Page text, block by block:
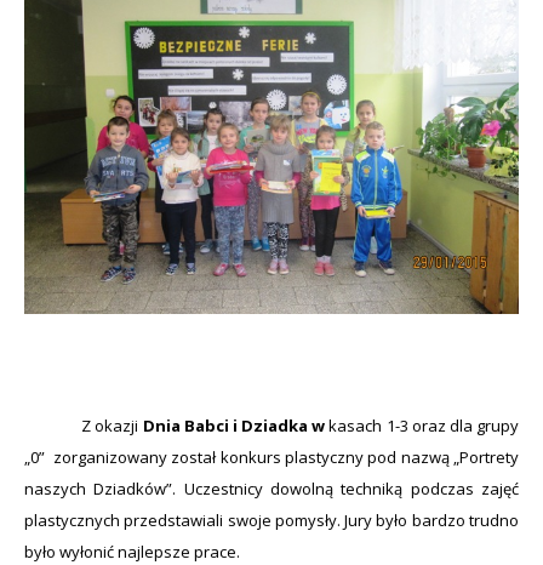
Z okazji Dnia Babci i Dziadka wkasach 1-3 oraz dla grupy
„0” zorganizowany został konkurs plastyczny pod nazwą „Portrety
naszych Dziadków”. Uczestnicy dowolną techniką podczas zajęć
plastycznych przedstawiali swoje pomysły. Jury było bardzo trudno
było wyłonić najlepsze prace.